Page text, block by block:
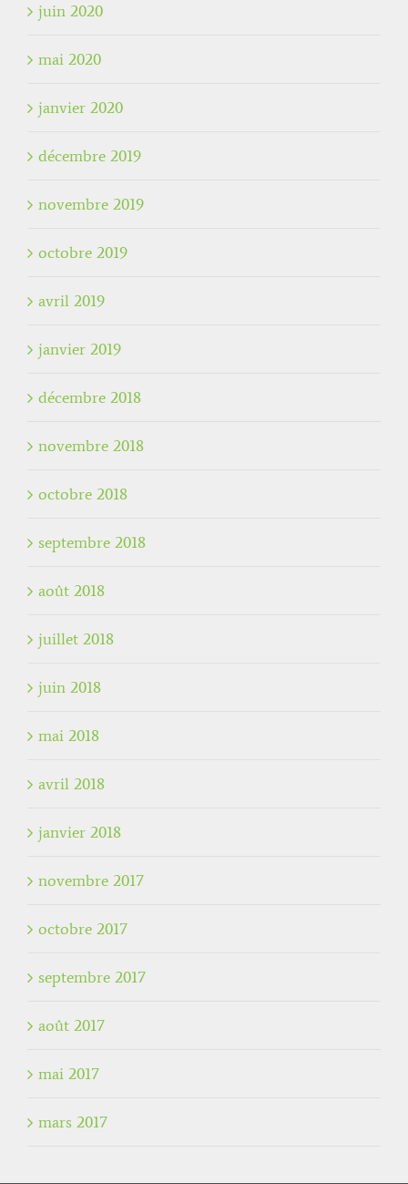
juin 2020
mai 2020
janvier 2020
décembre 2019
novembre 2019
octobre 2019
avril 2019
janvier 2019
décembre 2018
novembre 2018
octobre 2018
septembre 2018
août 2018
juillet 2018
juin 2018
mai 2018
avril 2018
janvier 2018
novembre 2017
octobre 2017
septembre 2017
août 2017
mai 2017
mars 2017